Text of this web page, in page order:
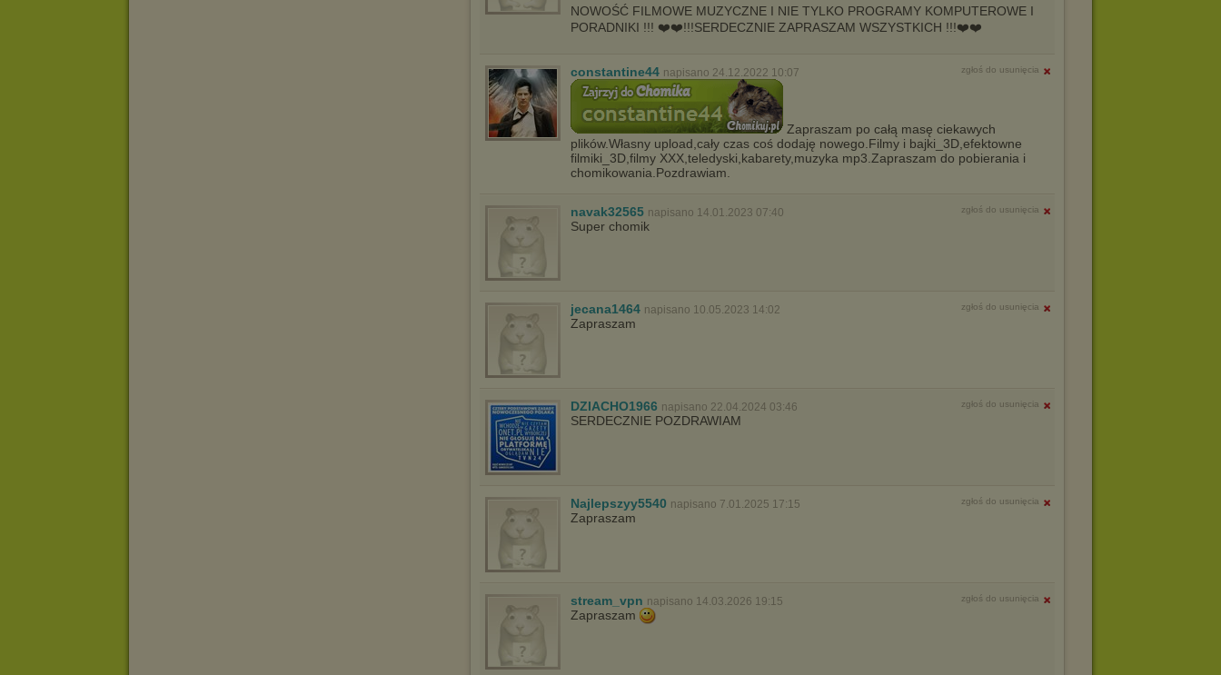
NOWOŚĆ FILMOWE MUZYCZNE I NIE TYLKO PROGRAMY KOMPUTEROWE I
PORADNIKI !!! ❤️❤️!!!SERDECZNIE ZAPRASZAM WSZYSTKICH !!!❤️❤️
constantine44 napisano 24.12.2022 10:07 zgłoś do usunięcia
Zapraszam po całą masę ciekawych
plików.Własny upload,cały czas coś dodaję nowego.Filmy i bajki_3D,efektowne
filmiki_3D,filmy XXX,teledyski,kabarety,muzyka mp3.Zapraszam do pobierania i
chomikowania.Pozdrawiam.
navak32565 napisano 14.01.2023 07:40 zgłoś do usunięcia
Super chomik
jecana1464 napisano 10.05.2023 14:02 zgłoś do usunięcia
Zapraszam
DZIACHO1966 napisano 22.04.2024 03:46 zgłoś do usunięcia
SERDECZNIE POZDRAWIAM
Najlepszyy5540 napisano 7.01.2025 17:15 zgłoś do usunięcia
Zapraszam
stream_vpn napisano 14.03.2026 19:15 zgłoś do usunięcia
Zapraszam